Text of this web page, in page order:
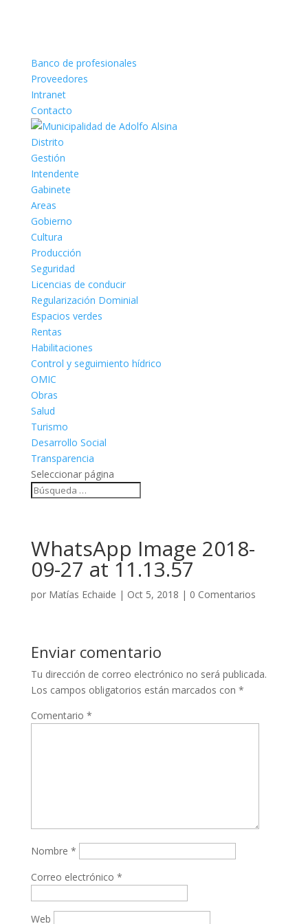
Banco de profesionales
Proveedores
Intranet
Contacto
Distrito
Gestión
Intendente
Gabinete
Areas
Gobierno
Cultura
Producción
Seguridad
Licencias de conducir
Regularización Dominial
Espacios verdes
Rentas
Habilitaciones
Control y seguimiento hídrico
OMIC
Obras
Salud
Turismo
Desarrollo Social
Transparencia
Seleccionar página
WhatsApp Image 2018-
09-27 at 11.13.57
por Matías Echaide | Oct 5, 2018 | 0 Comentarios
Enviar comentario
Tu dirección de correo electrónico no será publicada.
Los campos obligatorios están marcados con *
Comentario *
Nombre *
Correo electrónico *
Web